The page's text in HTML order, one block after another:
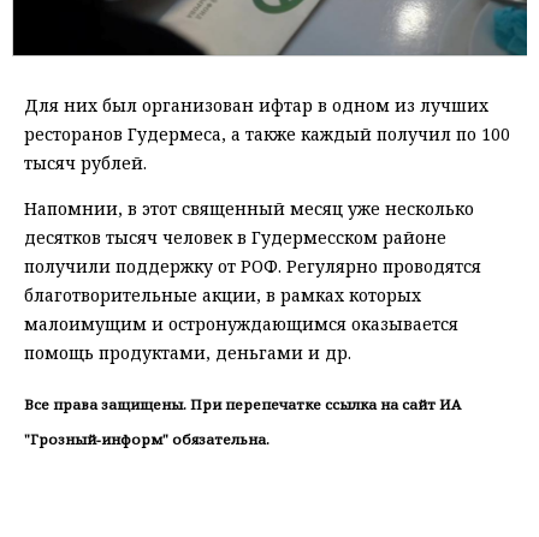
Для них был организован ифтар в одном из лучших
ресторанов Гудермеса, а также каждый получил по 100
тысяч рублей.
Напомнии, в этот священный месяц уже несколько
десятков тысяч человек в Гудермесском районе
получили поддержку от РОФ. Регулярно проводятся
благотворительные акции, в рамках которых
малоимущим и остронуждающимся оказывается
помощь продуктами, деньгами и др.
Все права защищены. При перепечатке ссылка на сайт ИА
"Грозный-информ" обязательна.